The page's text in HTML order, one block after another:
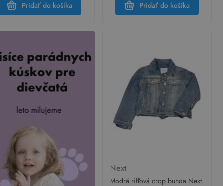
Pridať do košíka
Pridať do košíka
Next
Modrá rifľová crop bunda Next